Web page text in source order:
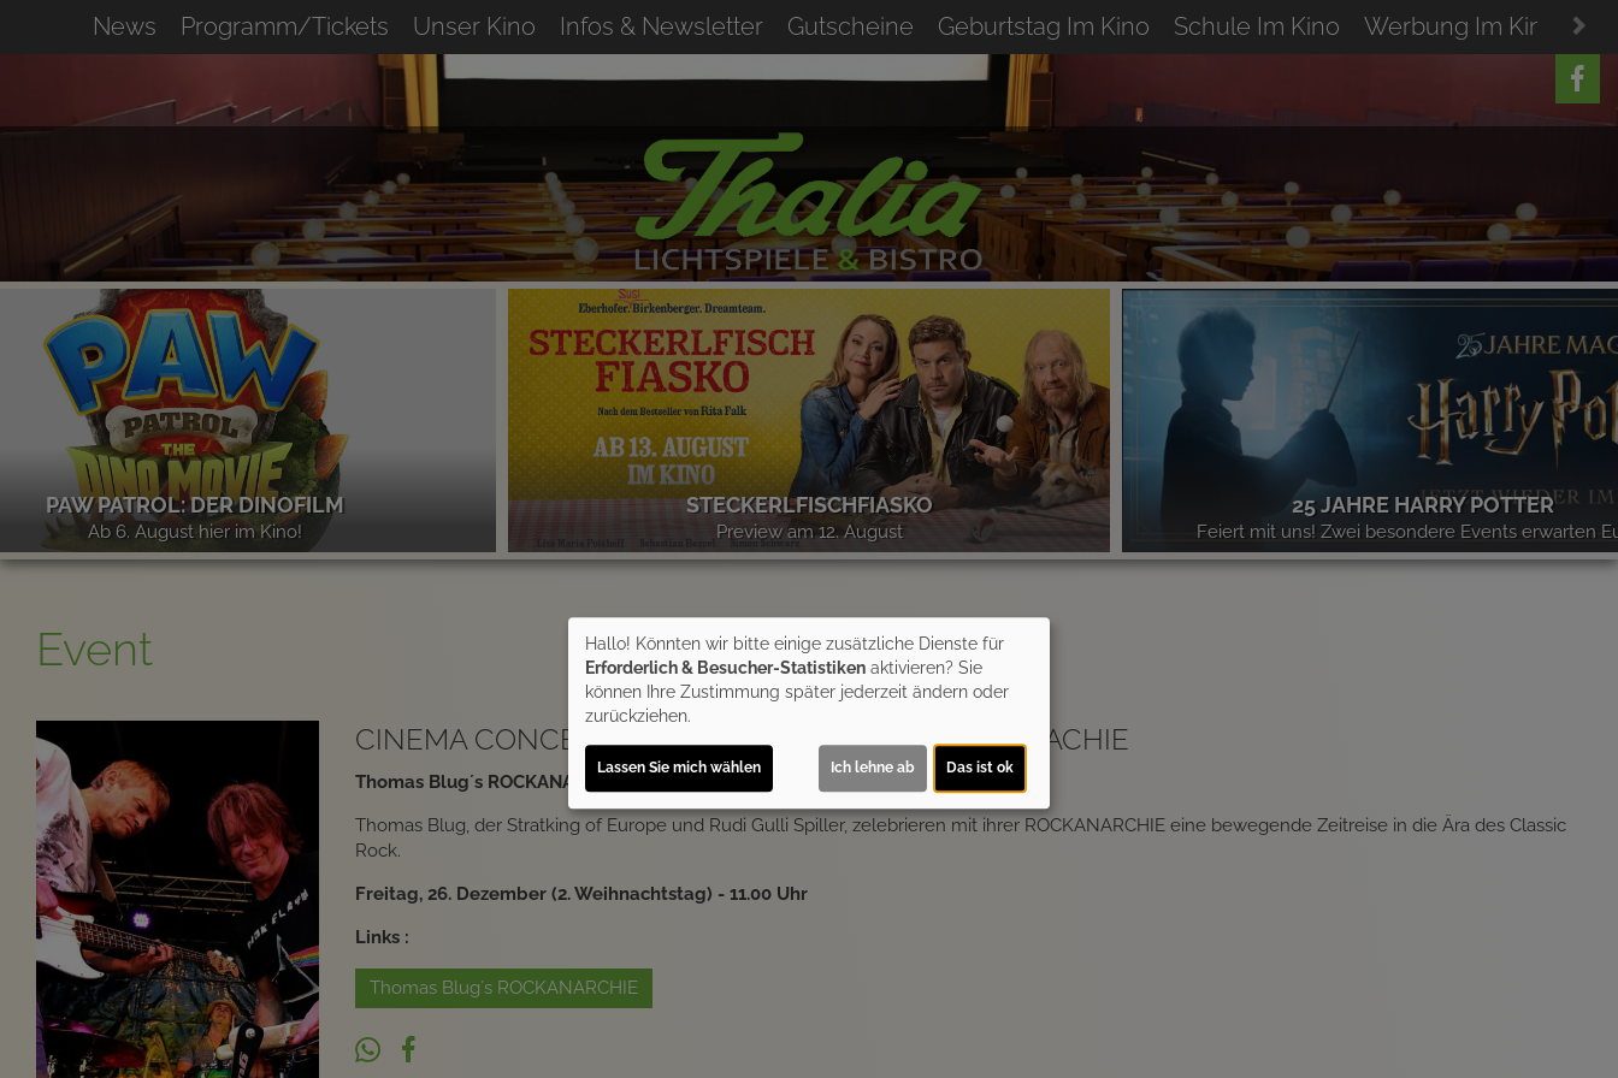
News Programm/Tickets Unser Kino Infos & Newsletter Gutscheine Geburtstag Im Kino Schule Im Kino Werbung Im Kino
PAW PATROL: DER DINOFILM
Ab 6. August hier im Kino!
STECKERLFISCHFIASKO
Preview am 12. August
25 JAHRE HARRY POTTER
Feiert mit uns! Zwei besondere Events erwarten
Event
CINEMA CONCERTS: THOMAS BLUG´S ROCKANARACHIE
Thomas Blug´s ROCKANARCHIE - CLASSIC ROCK RELOADED
Thomas Blug, der Stratking of Europe und Rudi Gulli Spiller, zelebrieren mit ihrer ROCKANARCHIE eine bewegende Zeitreise in die Ära des Classic
Rock.
Freitag, 26. Dezember (2. Weihnachtstag) - 11.00 Uhr
Links :
Thomas Blug´s ROCKANARCHIE
Hallo! Könnten wir bitte einige zusätzliche Dienste für
Erforderlich & Besucher-Statistiken aktivieren? Sie
können Ihre Zustimmung später jederzeit ändern oder
zurückziehen.
Lassen Sie mich wählen Ich lehne ab Das ist ok